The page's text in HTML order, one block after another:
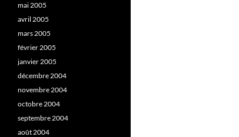
mai 2005
avril 2005
mars 2005
février 2005
janvier 2005
décembre 2004
novembre 2004
octobre 2004
septembre 2004
août 2004